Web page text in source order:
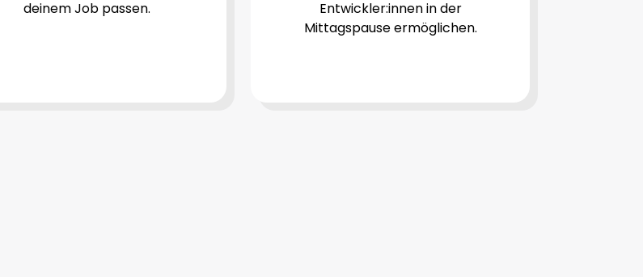
deinem Job passen.
Entwickler:innen in der
Mittagspause ermöglichen.